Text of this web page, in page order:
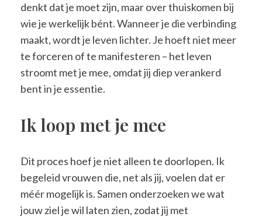
denkt dat je moet zijn, maar over thuiskomen bij
wie je werkelijk bént. Wanneer je die verbinding
maakt, wordt je leven lichter. Je hoeft niet meer
te forceren of te manifesteren – het leven
stroomt met je mee, omdat jij diep verankerd
bent in je essentie.
Ik loop met je mee
Dit proces hoef je niet alleen te doorlopen. Ik
begeleid vrouwen die, net als jij, voelen dat er
méér mogelijk is. Samen onderzoeken we wat
jouw ziel je wil laten zien, zodat jij met